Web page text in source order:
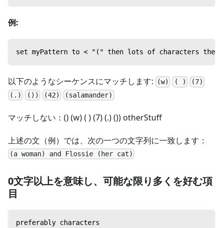
例:
set myPattern to < "(" then lots of characters
以下のようなシーケンスにマッチします: (w) ( )
(7)
(.)
()) (42) (salamander)
マッチしない：() (w) ( ) (7) (.) ()) otherStuff
上述の文（例）では、次の一つの文字列に一致します：
(a woman) and Flossie (her cat)
0文字以上を意味し、可能な限り多くを好む項
目
preferably characters